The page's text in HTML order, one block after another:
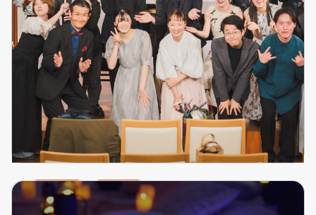
#BeeLog
Sonoro Concerto 無事終演いたしました！